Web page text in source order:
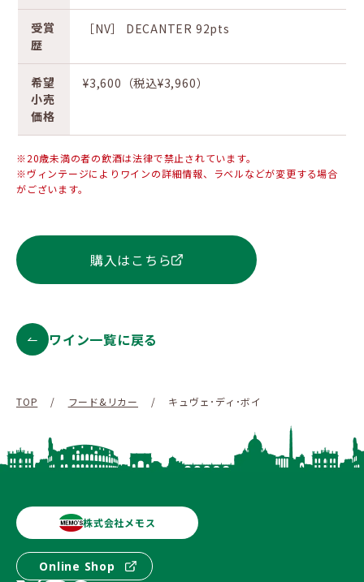
受賞
歴
［NV］ DECANTER 92pts
希望
小売
価格
¥3,600（税込¥3,960）
※20歳未満の者の飲酒は法律で禁止されています。
※ヴィンテージによりワインの詳細情報、ラベルなどが変更する場合
がございます。
購入はこちら
ワイン一覧に戻る
TOP / フード&リカー / キュヴェ･ディ･ボイ
株式会社メモス
Online Shop